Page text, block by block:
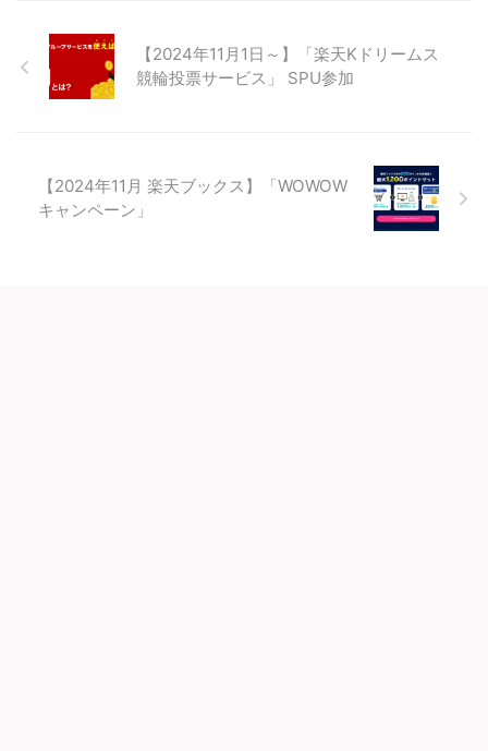
【2024年11月1日～】「楽天Kドリームス
競輪投票サービス」 SPU参加
【2024年11月 楽天ブックス】「WOWOW
キャンペーン」